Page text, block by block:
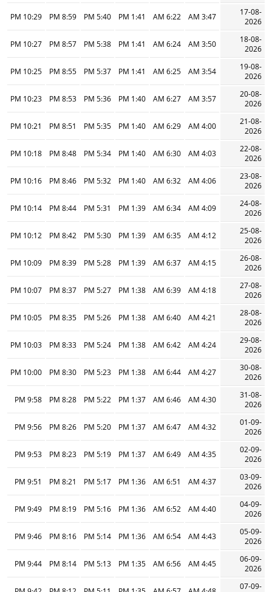
17-08-
2026
3:47 AM
6:22 AM
1:41 PM
5:40 PM
8:59 PM
10:29 PM
18-08-
2026
3:50 AM
6:24 AM
1:41 PM
5:38 PM
8:57 PM
10:27 PM
19-08-
2026
3:54 AM
6:25 AM
1:41 PM
5:37 PM
8:55 PM
10:25 PM
20-08-
2026
3:57 AM
6:27 AM
1:40 PM
5:36 PM
8:53 PM
10:23 PM
21-08-
2026
4:00 AM
6:29 AM
1:40 PM
5:35 PM
8:51 PM
10:21 PM
22-08-
2026
4:03 AM
6:30 AM
1:40 PM
5:34 PM
8:48 PM
10:18 PM
23-08-
2026
4:06 AM
6:32 AM
1:40 PM
5:32 PM
8:46 PM
10:16 PM
24-08-
2026
4:09 AM
6:34 AM
1:39 PM
5:31 PM
8:44 PM
10:14 PM
25-08-
2026
4:12 AM
6:35 AM
1:39 PM
5:30 PM
8:42 PM
10:12 PM
26-08-
2026
4:15 AM
6:37 AM
1:39 PM
5:28 PM
8:39 PM
10:09 PM
27-08-
2026
4:18 AM
6:39 AM
1:38 PM
5:27 PM
8:37 PM
10:07 PM
28-08-
2026
4:21 AM
6:40 AM
1:38 PM
5:26 PM
8:35 PM
10:05 PM
29-08-
2026
4:24 AM
6:42 AM
1:38 PM
5:24 PM
8:33 PM
10:03 PM
30-08-
2026
4:27 AM
6:44 AM
1:38 PM
5:23 PM
8:30 PM
10:00 PM
31-08-
2026
4:30 AM
6:46 AM
1:37 PM
5:22 PM
8:28 PM
9:58 PM
01-09-
2026
4:32 AM
6:47 AM
1:37 PM
5:20 PM
8:26 PM
9:56 PM
02-09-
2026
4:35 AM
6:49 AM
1:37 PM
5:19 PM
8:23 PM
9:53 PM
03-09-
2026
4:37 AM
6:51 AM
1:36 PM
5:17 PM
8:21 PM
9:51 PM
04-09-
2026
4:40 AM
6:52 AM
1:36 PM
5:16 PM
8:19 PM
9:49 PM
05-09-
2026
4:43 AM
6:54 AM
1:36 PM
5:14 PM
8:16 PM
9:46 PM
06-09-
2026
4:45 AM
6:56 AM
1:35 PM
5:13 PM
8:14 PM
9:44 PM
07-09-